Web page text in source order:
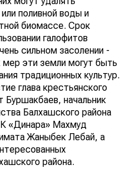
поливной воды и
биомассе. Срок
галофитов
сильном засолении -
мер эти земли могут быть
традиционных культур.
глава крестьянского
Буршакбаев, начальник
Балхашского района
«Динара» Махмуд
Жаныбек Лебай, а
района.